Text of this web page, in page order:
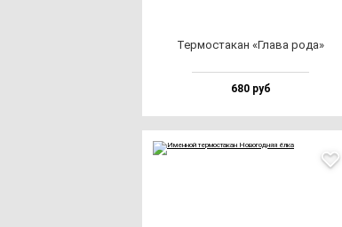
Тер­мос­та­кан «Гла­ва ро­да»
680 руб